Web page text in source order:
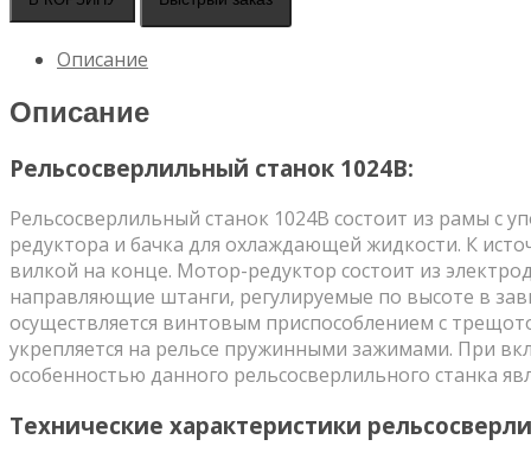
станок
1024ВОписание
Описание
Рельсосверлильный станок 1024В:
Рельсосверлильный станок 1024В состоит из рамы
редуктора и бачка для охлаждающей жидкости. К
вилкой на конце. Мотор-редуктор состоит из
направляющие штанги, регулируемые по высоте в
осуществляется винтовым приспособлением с
укрепляется на рельсе пружинными зажимами. При
особенностью данного рельсосверлильного станка
Технические характеристики